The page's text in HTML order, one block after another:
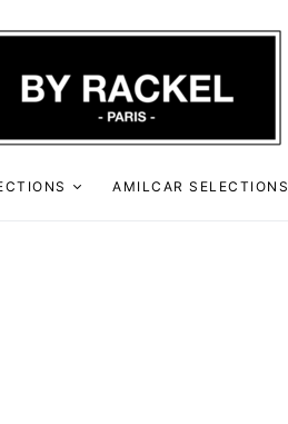
AMILCAR SELECTIONS